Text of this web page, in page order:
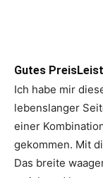
Gutes
Ich habe mir
lebenslanger
einer
gekommen. Mit
Das breite